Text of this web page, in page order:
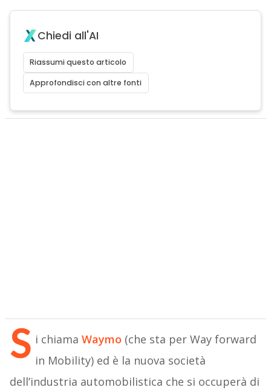
Chiedi all'AI
Riassumi questo articolo
Approfondisci con altre fonti
S i chiama Waymo (che sta per Way forward
in Mobility) ed è la nuova società
dell’industria automobilistica che si occuperà di